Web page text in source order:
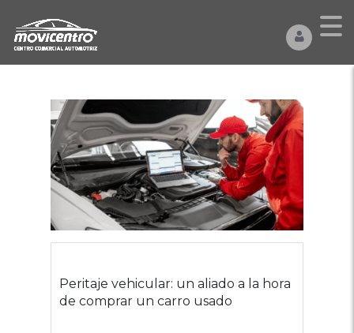
Peritaje vehicular: un aliado a la hora
de comprar un carro usado